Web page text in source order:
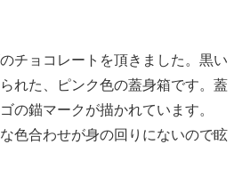
チョコレートを頂きました。黒い
れた、ピンク色の蓋身箱です。蓋
の錨マークが描かれています。
色合わせが身の回りにないので眩